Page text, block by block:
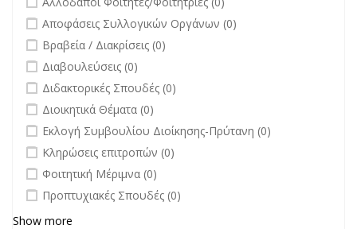
undefined
Αποφάσεις Συλλογικών Οργάνων (0)
undefined
Βραβεία / Διακρίσεις (0)
undefined
Διαβουλεύσεις (0)
undefined
Διδακτορικές Σπουδές (0)
undefined
Διοικητικά Θέματα (0)
undefined
Εκλογή Συμβουλίου Διοίκησης-Πρύτανη (0)
undefined
Κληρώσεις επιτροπών (0)
undefined
Φοιτητική Μέριμνα (0)
undefined
Προπτυχιακές Σπουδές (0)
Show more